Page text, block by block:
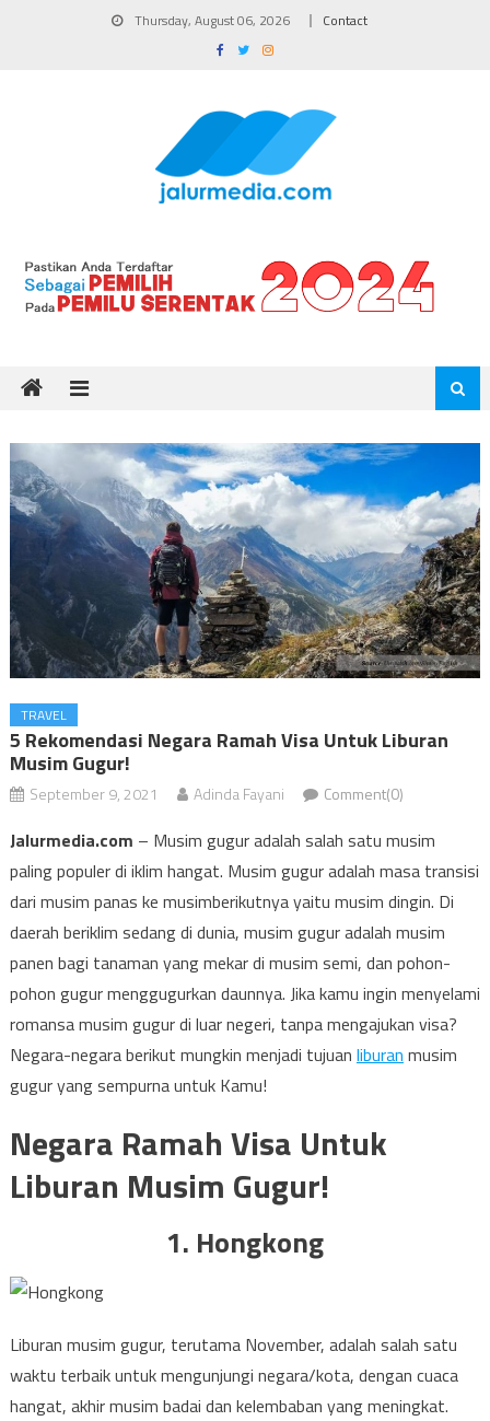
Thursday, August 06, 2026 Contact
TRAVEL
5 Rekomendasi Negara Ramah Visa Untuk Liburan
Musim Gugur!
September 9, 2021 Adinda Fayani Comment(0)
Jalurmedia.com – Musim gugur adalah salah satu musim
paling populer di iklim hangat. Musim gugur adalah masa transisi
dari musim panas ke musimberikutnya yaitu musim dingin. Di
daerah beriklim sedang di dunia, musim gugur adalah musim
panen bagi tanaman yang mekar di musim semi, dan pohon-
pohon gugur menggugurkan daunnya. Jika kamu ingin menyelami
romansa musim gugur di luar negeri, tanpa mengajukan visa?
Negara-negara berikut mungkin menjadi tujuan liburan musim
gugur yang sempurna untuk Kamu!
Negara Ramah Visa Untuk
Liburan Musim Gugur!
1. Hongkong
Liburan musim gugur, terutama November, adalah salah satu
waktu terbaik untuk mengunjungi negara/kota, dengan cuaca
hangat, akhir musim badai dan kelembaban yang meningkat.